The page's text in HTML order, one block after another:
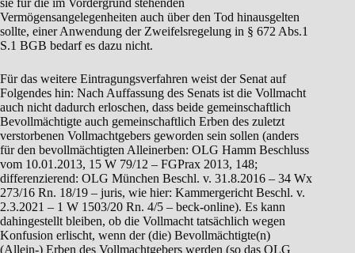
sie für die im Vordergrund stehenden
Vermögensangelegenheiten auch über den Tod hinausgelten
sollte, einer Anwendung der Zweifelsregelung in § 672 Abs.1
S.1 BGB bedarf es dazu nicht.
Für das weitere Eintragungsverfahren weist der Senat auf
Folgendes hin: Nach Auffassung des Senats ist die Vollmacht
auch nicht dadurch erloschen, dass beide gemeinschaftlich
Bevollmächtigte auch gemeinschaftlich Erben des zuletzt
verstorbenen Vollmachtgebers geworden sein sollen (anders
für den bevollmächtigten Alleinerben: OLG Hamm Beschluss
vom 10.01.2013, 15 W 79/12 – FGPrax 2013, 148;
differenzierend: OLG München Beschl. v. 31.8.2016 – 34 Wx
273/16 Rn. 18/19 – juris, wie hier: Kammergericht Beschl. v.
2.3.2021 – 1 W 1503/20 Rn. 4/5 – beck-online). Es kann
dahingestellt bleiben, ob die Vollmacht tatsächlich wegen
Konfusion erlischt, wenn der (die) Bevollmächtigte(n)
(Allein-) Erben des Vollmachtgebers werden (so das OLG